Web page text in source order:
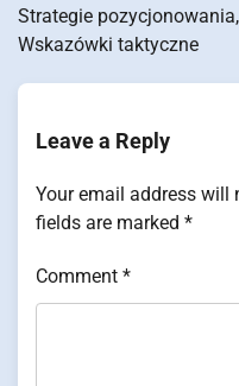
Strategie pozycjonowania,
Wskazówki taktyczne
Leave a Reply
Your email address will
fields are marked *
Comment *